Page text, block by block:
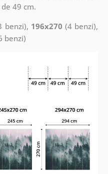
49 cm.
benzi), 196x270 (4 benzi),
benzi)